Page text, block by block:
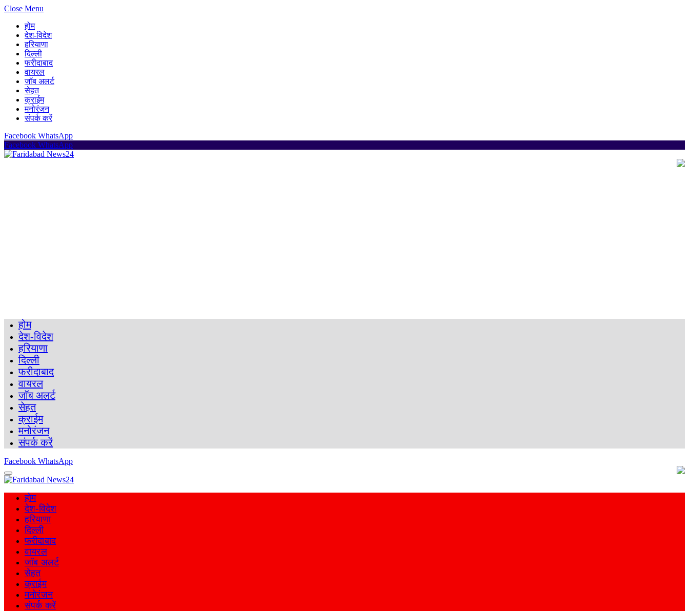
Close Menu
होम
देश-विदेश
हरियाणा
दिल्ली
फरीदाबाद
वायरल
जॉब अलर्ट
सेहत
क्राईम
मनोरंजन
संपर्क करें
Facebook WhatsApp
Facebook WhatsApp
होम
देश-विदेश
हरियाणा
दिल्ली
फरीदाबाद
वायरल
जॉब अलर्ट
सेहत
क्राईम
मनोरंजन
संपर्क करें
Facebook WhatsApp
होम
देश-विदेश
हरियाणा
दिल्ली
फरीदाबाद
वायरल
जॉब अलर्ट
सेहत
क्राईम
मनोरंजन
संपर्क करें